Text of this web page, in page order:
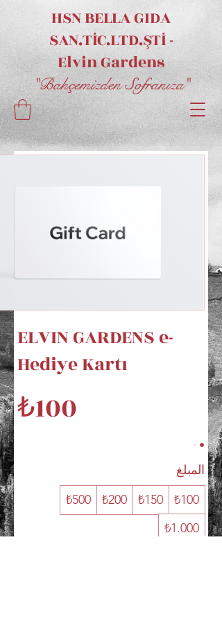
HSN BELLA GIDA
SAN.TİC.LTD.ŞTİ -
ElvinGardens
"Bahçemizden Sofranıza"
ELVIN GARDENS e-
Hediye Kartı
₺100
المبلغ
₺100
₺150
₺200
₺500
₺1.000